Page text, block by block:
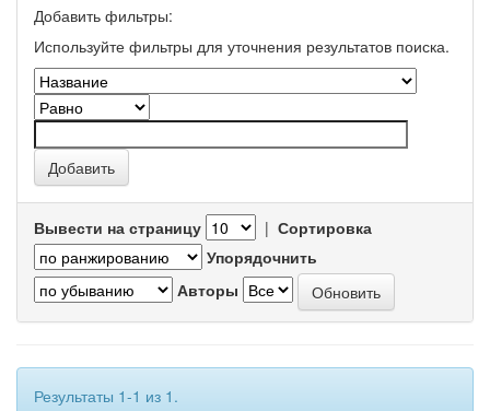
Добавить фильтры:
Используйте фильтры для уточнения результатов поиска.
Вывести на страницу | Сортировка
Упорядочнить
Авторы
Результаты 1-1 из 1.